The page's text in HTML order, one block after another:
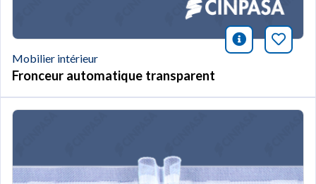
icono
Mobilier intérieur
Fronceur automatique transparent